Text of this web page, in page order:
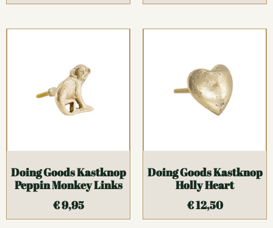
Doing Goods Kastknop
Peppin Monkey Links
€9,95
Doing Goods Kastknop
Holly Heart
€12,50